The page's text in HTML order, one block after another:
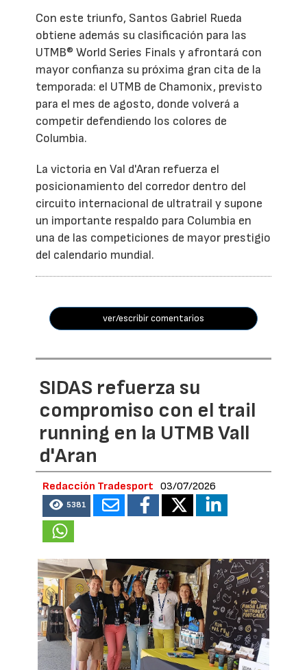
Con este triunfo, Santos Gabriel Rueda
obtiene además su clasificación para las
UTMB® World Series Finals y afrontará con
mayor confianza su próxima gran cita de la
temporada: el UTMB de Chamonix, previsto
para el mes de agosto, donde volverá a
competir defendiendo los colores de
Columbia.
La victoria en Val d'Aran refuerza el
posicionamiento del corredor dentro del
circuito internacional de ultratrail y supone
un importante respaldo para Columbia en
una de las competiciones de mayor prestigio
del calendario mundial.
ver/escribir comentarios
SIDAS refuerza su
compromiso con el trail
running en la UTMB Vall
d'Aran
Redacción Tradesport 03/07/2026
5381